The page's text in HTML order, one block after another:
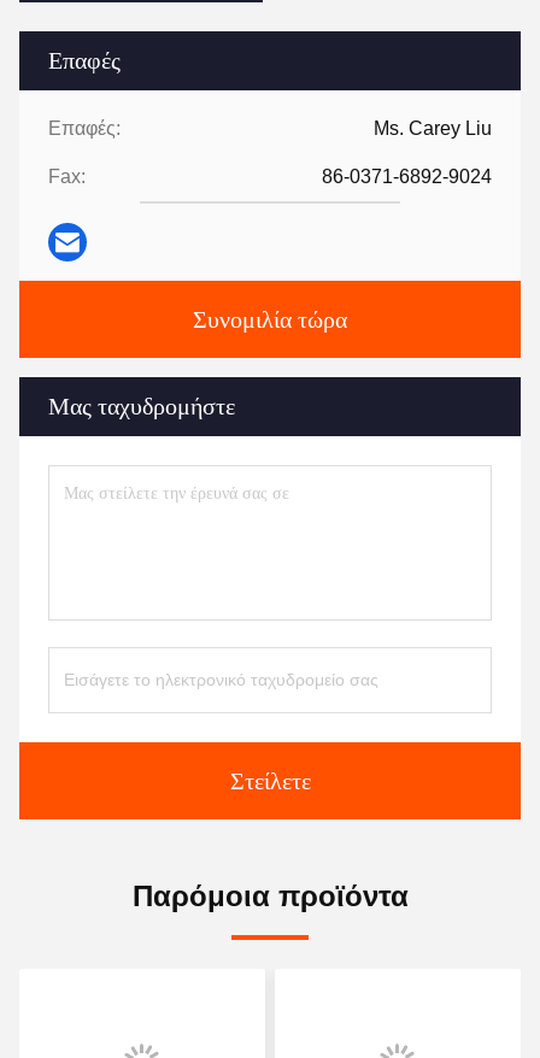
Επαφές
Επαφές: Ms. Carey Liu
Fax: 86-0371-6892-9024
Συνομιλία τώρα
Μας ταχυδρομήστε
Στείλετε
Παρόμοια προϊόντα